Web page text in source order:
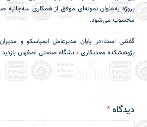
پروژه به‌عنوان نمونه‌ای موفق از همکاری
محسوب می‌شود.
گفتنی است؛در پایان مدیرعامل ایمپاسکو و
پژوهشکده معدنکاری دانشگاه صنعتی اصفهان بازدید
دیدگاه